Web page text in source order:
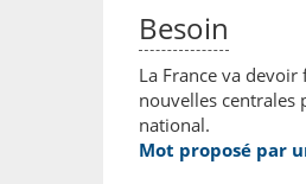
Besoin
La France va
nouvelles centrales
national.
Mot proposé par